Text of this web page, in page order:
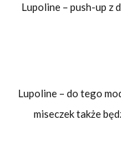
Lupoline – push-up z
Lupoline – do tego
miseczek także